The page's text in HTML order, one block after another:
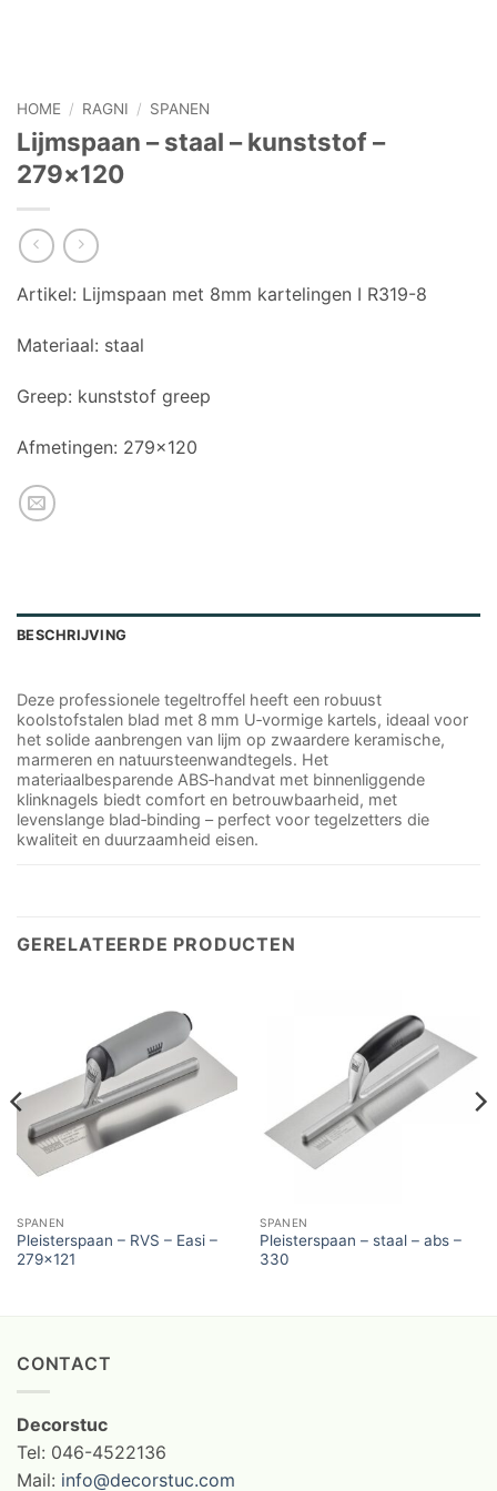
HOME / RAGNI / SPANEN
Lijmspaan – staal – kunststof –
279×120
Artikel: Lijmspaan met 8mm kartelingen I R319-8
Materiaal: staal
Greep: kunststof greep
Afmetingen: 279×120
BESCHRIJVING
Deze professionele tegeltroffel heeft een robuust
koolstofstalen blad met 8 mm U‑vormige kartels, ideaal voor
het solide aanbrengen van lijm op zwaardere keramische,
marmeren en natuursteenwandtegels. Het
materiaalbesparende ABS‑handvat met binnenliggende
klinknagels biedt comfort en betrouwbaarheid, met
levenslange blad‑binding – perfect voor tegelzetters die
kwaliteit en duurzaamheid eisen.
GERELATEERDE PRODUCTEN
SPANEN
Pleisterspaan – RVS – Easi –
279×121
SPANEN
Pleisterspaan – staal – abs –
330
CONTACT
Decorstuc
Tel: 046-4522136
Mail: info@decorstuc.com